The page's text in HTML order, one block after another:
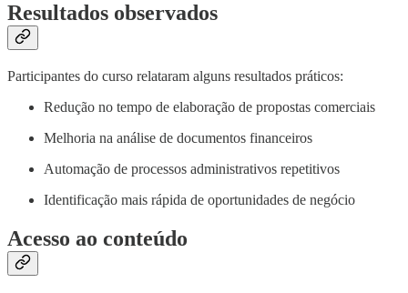
Resultados observados
Participantes do curso relataram alguns resultados práticos:
Redução no tempo de elaboração de propostas comerciais
Melhoria na análise de documentos financeiros
Automação de processos administrativos repetitivos
Identificação mais rápida de oportunidades de negócio
Acesso ao conteúdo